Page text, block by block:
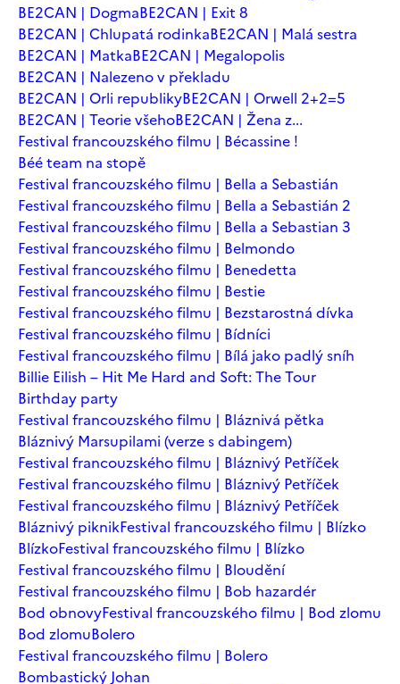
BE2CAN | DogmaBE2CAN | Exit 8
BE2CAN | Chlupatá rodinkaBE2CAN | Malá sestra
BE2CAN | MatkaBE2CAN | Megalopolis
BE2CAN | Nalezeno v překladu
BE2CAN | Orli republikyBE2CAN | Orwell 2+2=5
BE2CAN | Teorie všehoBE2CAN | Žena z...
Festival francouzského filmu | Bécassine !
Béé team na stopě
Festival francouzského filmu | Bella a Sebastián
Festival francouzského filmu | Bella a Sebastián 2
Festival francouzského filmu | Bella a Sebastian 3
Festival francouzského filmu | Belmondo
Festival francouzského filmu | Benedetta
Festival francouzského filmu | Bestie
Festival francouzského filmu | Bezstarostná dívka
Festival francouzského filmu | Bídníci
Festival francouzského filmu | Bílá jako padlý sníh
Billie Eilish – Hit Me Hard and Soft: The Tour
Birthday party
Festival francouzského filmu | Bláznivá pětka
Bláznivý Marsupilami (verze s dabingem)
Festival francouzského filmu | Bláznivý Petříček
Festival francouzského filmu | Bláznivý Petříček
Festival francouzského filmu | Bláznivý Petříček
Bláznivý piknikFestival francouzského filmu | Blízko
BlízkoFestival francouzského filmu | Blízko
Festival francouzského filmu | Bloudění
Festival francouzského filmu | Bob hazardér
Bod obnovyFestival francouzského filmu | Bod zlomu
Bod zlomuBolero
Festival francouzského filmu | Bolero
Bombastický Johan